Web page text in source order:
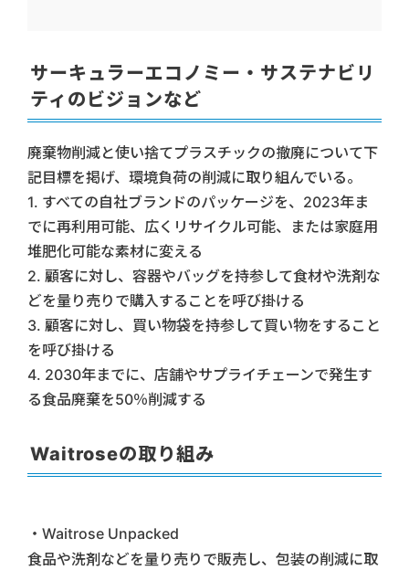
サーキュラーエコノミー・サステナビリ
ティのビジョンなど
廃棄物削減と使い捨てプラスチックの撤廃について下
記目標を掲げ、環境負荷の削減に取り組んでいる。
1. すべての自社ブランドのパッケージを、2023年ま
でに再利用可能、広くリサイクル可能、または家庭用
堆肥化可能な素材に変える
2. 顧客に対し、容器やバッグを持参して食材や洗剤な
どを量り売りで購入することを呼び掛ける
3. 顧客に対し、買い物袋を持参して買い物をすること
を呼び掛ける
4. 2030年までに、店舗やサプライチェーンで発生す
る食品廃棄を50％削減する
Waitroseの取り組み
・Waitrose Unpacked
食品や洗剤などを量り売りで販売し、包装の削減に取